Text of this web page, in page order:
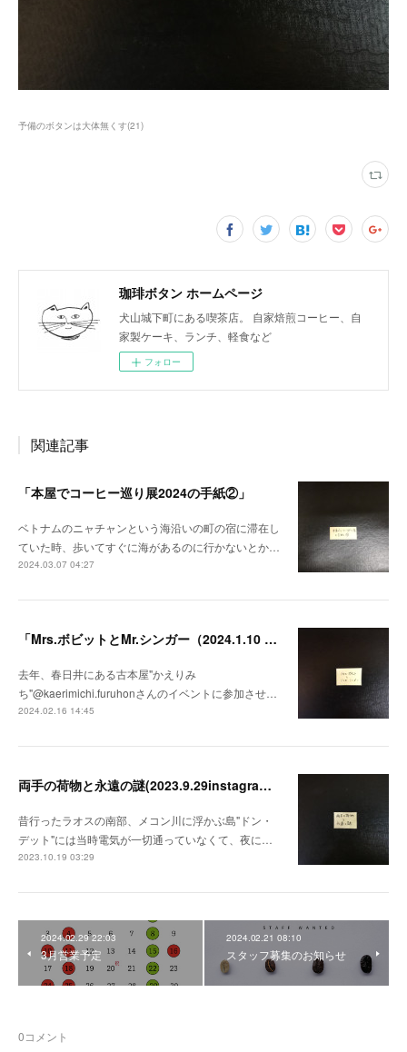
予備のボタンは大体無くす(21)
珈琲ボタン ホームページ
犬山城下町にある喫茶店。 自家焙煎コーヒー、自
家製ケーキ、ランチ、軽食など
フォロー
関連記事
「本屋でコーヒー巡り展2024の手紙②」
ベトナムのニャチャンという海沿いの町の宿に滞在し
ていた時、歩いてすぐに海があるのに行かないとか…
2024.03.07 04:27
「Mrs.ボビットとMr.シンガー（2024.1.10 instagramとその続き）」
去年、春日井にある古本屋"かえりみ
ち"@kaerimichi.furuhonさんのイベントに参加させ…
2024.02.16 14:45
両手の荷物と永遠の謎(2023.9.29instagramとその続き)
昔行ったラオスの南部、メコン川に浮かぶ島"ドン・
デット"には当時電気が一切通っていなくて、夜に…
2023.10.19 03:29
2024.02.29 22:03
3月営業予定
2024.02.21 08:10
スタッフ募集のお知らせ
0コメント